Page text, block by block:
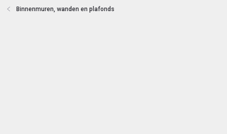
Binnenmuren, wanden en plafonds